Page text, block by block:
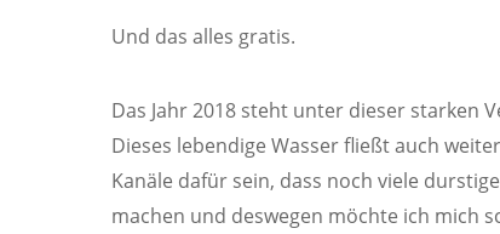
Und das alles gratis.
Das Jahr 2018 steht unter dieser starken
Dieses lebendige Wasser fließt auch
Kanäle dafür sein, dass noch viele
machen und deswegen möchte ich mich